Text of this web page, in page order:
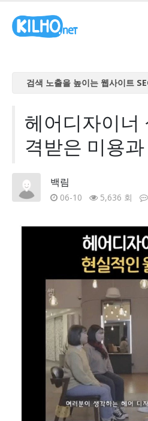
검색 노출을 높이는 웹사이트
검색 노출을 높이는 웹사이트
다
검색 노출을 높이는 웹사이트
검색 노출을 높이는 웹사이트
다
헤어디자이너
격받은 미용
백림
06-10 5,636 회